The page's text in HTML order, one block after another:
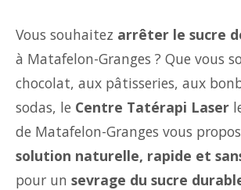
Vous souhaitez arrêter le sucre
à Matafelon-Granges ? Que vous
chocolat, aux pâtisseries, aux
sodas, le Centre Tatérapi Laser
de Matafelon-Granges vous
solution naturelle, rapide et
pour un sevrage du sucre